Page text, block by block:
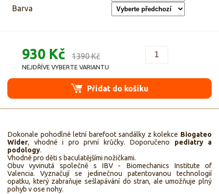
Barva
930 Kč 1390 Kč
NEJDŘÍVE VYBERTE VARIANTU
Přidat do košíku
Dokonale pohodlné letní barefoot sandálky z kolekce Biogateo
Wider, vhodné i pro první krůčky. Doporučeno
pediatry a
podology.
Vhodné pro děti s baculatějšími nožičkami.
Obuv vyvinutá společně s IBV - Biomechanics Institute of
Valencia. Vyznačují se jedinečnou patentovanou technologií
opatku, který zabraňuje sešlapávání do stran, ale umožňuje plný
pohyb v ose nohy.